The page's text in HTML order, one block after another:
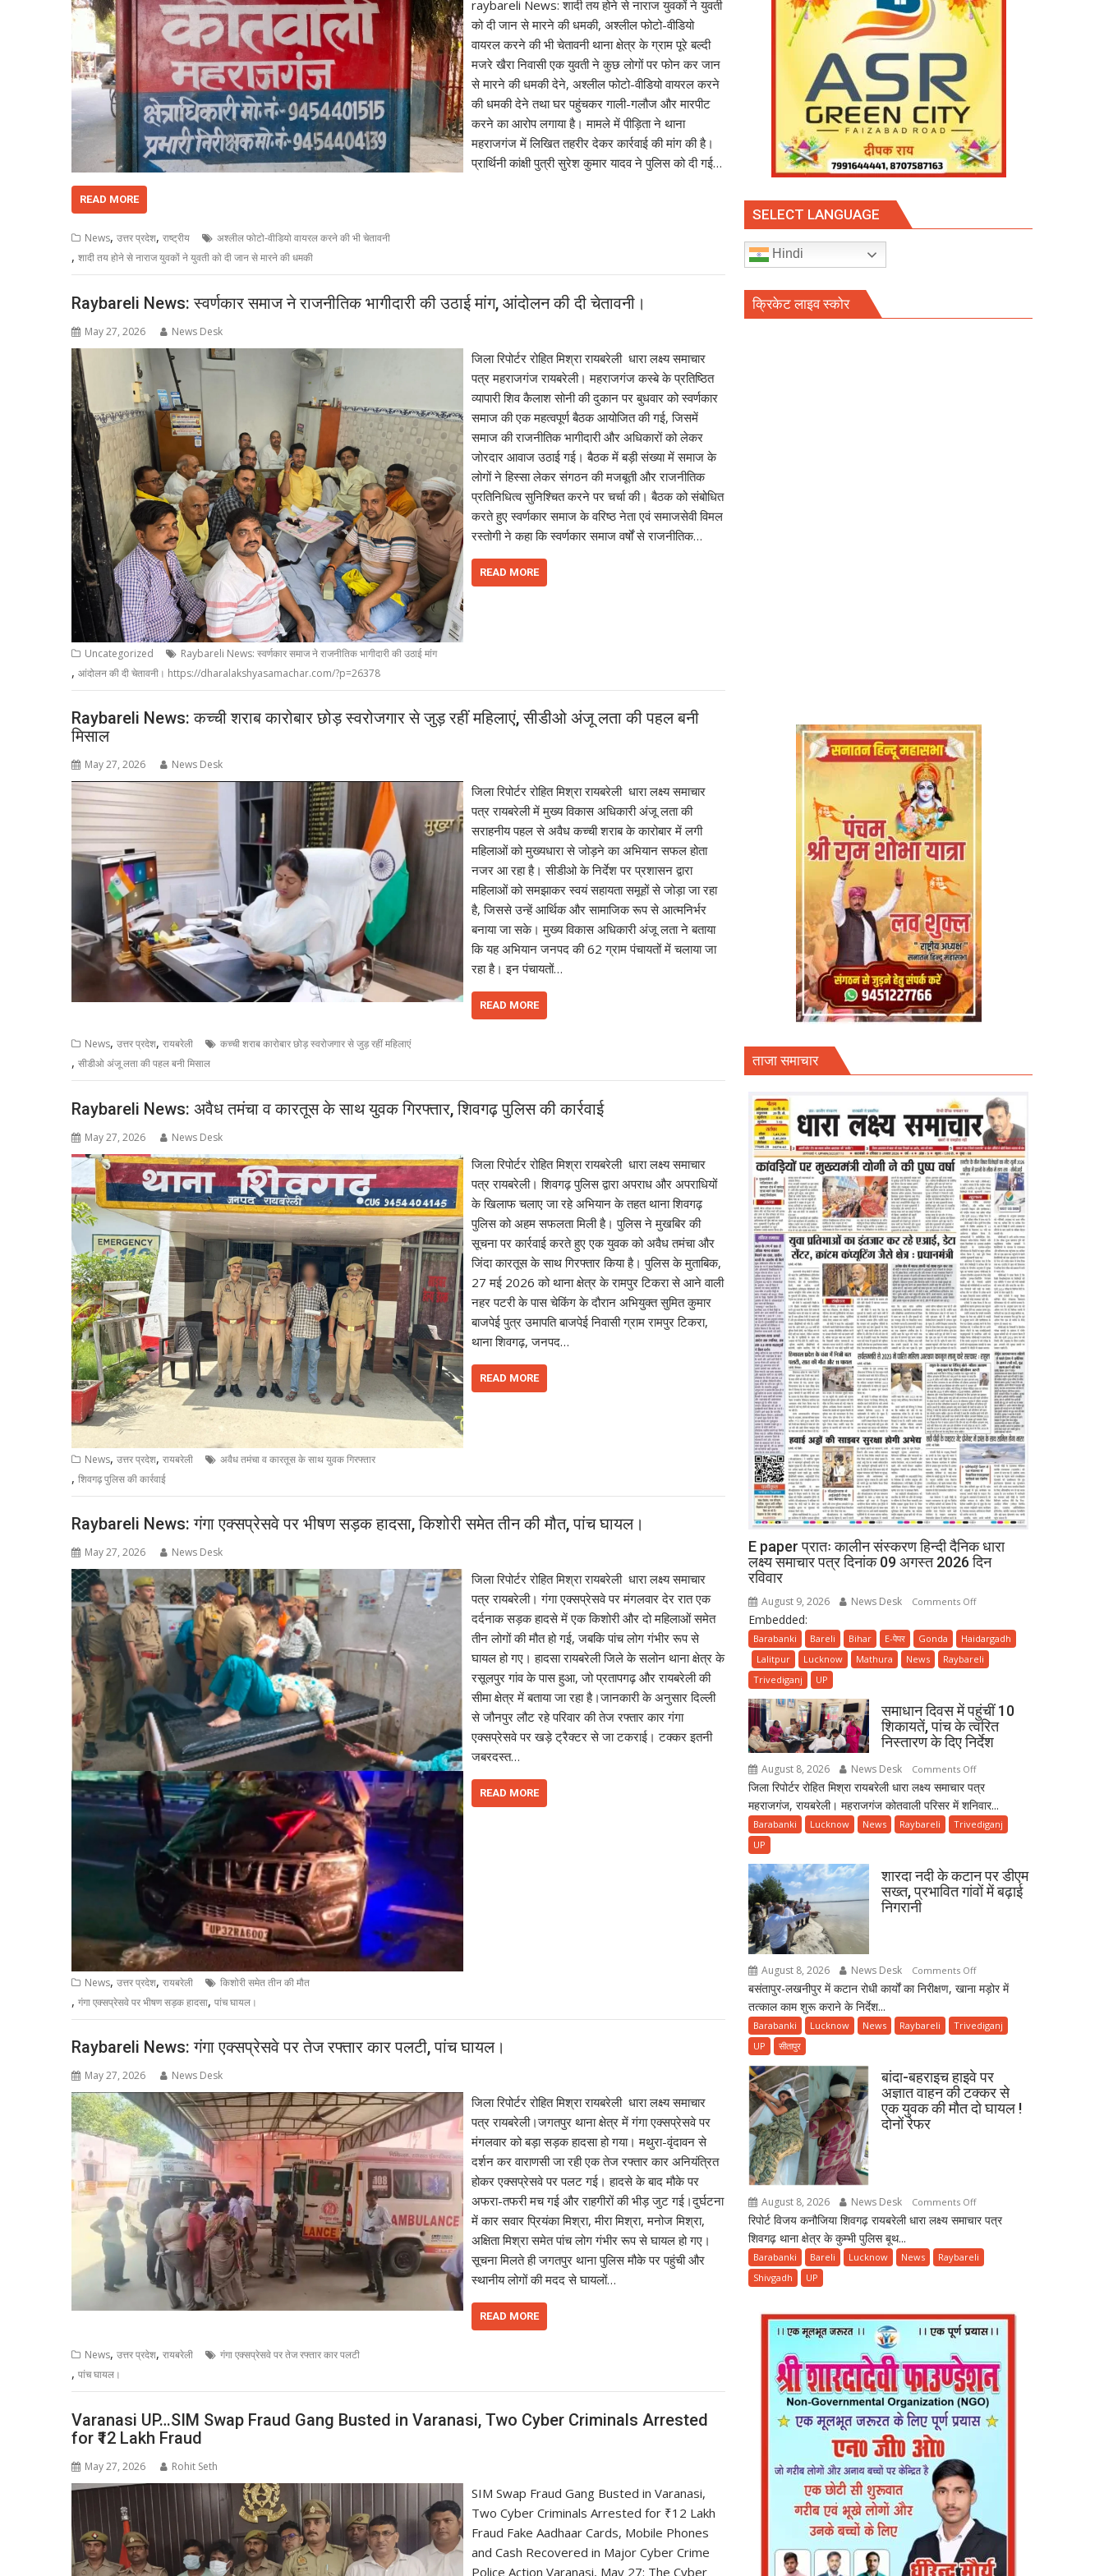
raybareli News: शादी तय होने से नाराज युवकों ने युवती
को दी जान से मारने की धमकी, अश्लील फोटो-वीडियो
वायरल करने की भी चेतावनी थाना क्षेत्र के ग्राम पूरे बल्दी
मजरे खैरा निवासी एक युवती ने कुछ लोगों पर फोन कर जान
से मारने की धमकी देने, अश्लील फोटो-वीडियो वायरल करने
की धमकी देने तथा घर पहुंचकर गाली-गलौज और मारपीट
करने का आरोप लगाया है। मामले में पीड़िता ने थाना
महराजगंज में लिखित तहरीर देकर कार्रवाई की मांग की है।
प्रार्थिनी कांक्षी पुत्री सुरेश कुमार यादव ने पुलिस को दी गई…
READ MORE
News, उत्तर प्रदेश, राष्ट्रीय अश्लील फोटो-वीडियो वायरल करने की भी चेतावनी
, शादी तय होने से नाराज युवकों ने युवती को दी जान से मारने की धमकी
Raybareli News: स्वर्णकार समाज ने राजनीतिक भागीदारी की उठाई मांग, आंदोलन की दी चेतावनी।
May 27, 2026 News Desk
जिला रिपोर्टर रोहित मिश्रा रायबरेली धारा लक्ष्य समाचार
पत्र महराजगंज रायबरेली। महराजगंज कस्बे के प्रतिष्ठित
व्यापारी शिव कैलाश सोनी की दुकान पर बुधवार को स्वर्णकार
समाज की एक महत्वपूर्ण बैठक आयोजित की गई, जिसमें
समाज की राजनीतिक भागीदारी और अधिकारों को लेकर
जोरदार आवाज उठाई गई। बैठक में बड़ी संख्या में समाज के
लोगों ने हिस्सा लेकर संगठन की मजबूती और राजनीतिक
प्रतिनिधित्व सुनिश्चित करने पर चर्चा की। बैठक को संबोधित
करते हुए स्वर्णकार समाज के वरिष्ठ नेता एवं समाजसेवी विमल
रस्तोगी ने कहा कि स्वर्णकार समाज वर्षों से राजनीतिक…
READ MORE
Uncategorized Raybareli News: स्वर्णकार समाज ने राजनीतिक भागीदारी की उठाई मांग
, आंदोलन की दी चेतावनी। https://dharalakshyasamachar.com/?p=26378
Raybareli News: कच्ची शराब कारोबार छोड़ स्वरोजगार से जुड़ रहीं महिलाएं, सीडीओ अंजू लता की पहल बनी
मिसाल
May 27, 2026 News Desk
जिला रिपोर्टर रोहित मिश्रा रायबरेली धारा लक्ष्य समाचार
पत्र रायबरेली में मुख्य विकास अधिकारी अंजू लता की
सराहनीय पहल से अवैध कच्ची शराब के कारोबार में लगी
महिलाओं को मुख्यधारा से जोड़ने का अभियान सफल होता
नजर आ रहा है। सीडीओ के निर्देश पर प्रशासन द्वारा
महिलाओं को समझाकर स्वयं सहायता समूहों से जोड़ा जा रहा
है, जिससे उन्हें आर्थिक और सामाजिक रूप से आत्मनिर्भर
बनाया जा सके। मुख्य विकास अधिकारी अंजू लता ने बताया
कि यह अभियान जनपद की 62 ग्राम पंचायतों में चलाया जा
रहा है। इन पंचायतों…
READ MORE
News, उत्तर प्रदेश, रायबरेली कच्ची शराब कारोबार छोड़ स्वरोजगार से जुड़ रहीं महिलाएं
, सीडीओ अंजू लता की पहल बनी मिसाल
Raybareli News: अवैध तमंचा व कारतूस के साथ युवक गिरफ्तार, शिवगढ़ पुलिस की कार्रवाई
May 27, 2026 News Desk
जिला रिपोर्टर रोहित मिश्रा रायबरेली धारा लक्ष्य समाचार
पत्र रायबरेली। शिवगढ़ पुलिस द्वारा अपराध और अपराधियों
के खिलाफ चलाए जा रहे अभियान के तहत थाना शिवगढ़
पुलिस को अहम सफलता मिली है। पुलिस ने मुखबिर की
सूचना पर कार्रवाई करते हुए एक युवक को अवैध तमंचा और
जिंदा कारतूस के साथ गिरफ्तार किया है। पुलिस के मुताबिक,
27 मई 2026 को थाना क्षेत्र के रामपुर टिकरा से आने वाली
नहर पटरी के पास चेकिंग के दौरान अभियुक्त सुमित कुमार
बाजपेई पुत्र उमापति बाजपेई निवासी ग्राम रामपुर टिकरा,
थाना शिवगढ़, जनपद…
READ MORE
News, उत्तर प्रदेश, रायबरेली अवैध तमंचा व कारतूस के साथ युवक गिरफ्तार
, शिवगढ़ पुलिस की कार्रवाई
Raybareli News: गंगा एक्सप्रेसवे पर भीषण सड़क हादसा, किशोरी समेत तीन की मौत, पांच घायल।
May 27, 2026 News Desk
जिला रिपोर्टर रोहित मिश्रा रायबरेली धारा लक्ष्य समाचार
पत्र रायबरेली। गंगा एक्सप्रेसवे पर मंगलवार देर रात एक
दर्दनाक सड़क हादसे में एक किशोरी और दो महिलाओं समेत
तीन लोगों की मौत हो गई, जबकि पांच लोग गंभीर रूप से
घायल हो गए। हादसा रायबरेली जिले के सलोन थाना क्षेत्र के
रसूलपुर गांव के पास हुआ, जो प्रतापगढ़ और रायबरेली की
सीमा क्षेत्र में बताया जा रहा है।जानकारी के अनुसार दिल्ली
से जौनपुर लौट रहे परिवार की तेज रफ्तार कार गंगा
एक्सप्रेसवे पर खड़े ट्रैक्टर से जा टकराई। टक्कर इतनी
जबरदस्त…
READ MORE
News, उत्तर प्रदेश, रायबरेली किशोरी समेत तीन की मौत
, गंगा एक्सप्रेसवे पर भीषण सड़क हादसा, पांच घायल।
Raybareli News: गंगा एक्सप्रेसवे पर तेज रफ्तार कार पलटी, पांच घायल।
May 27, 2026 News Desk
जिला रिपोर्टर रोहित मिश्रा रायबरेली धारा लक्ष्य समाचार
पत्र रायबरेली।जगतपुर थाना क्षेत्र में गंगा एक्सप्रेसवे पर
मंगलवार को बड़ा सड़क हादसा हो गया। मथुरा-वृंदावन से
दर्शन कर वाराणसी जा रही एक तेज रफ्तार कार अनियंत्रित
होकर एक्सप्रेसवे पर पलट गई। हादसे के बाद मौके पर
अफरा-तफरी मच गई और राहगीरों की भीड़ जुट गई।दुर्घटना
में कार सवार प्रियंका मिश्रा, मीरा मिश्रा, मनोज मिश्रा,
अक्षिता मिश्रा समेत पांच लोग गंभीर रूप से घायल हो गए।
सूचना मिलते ही जगतपुर थाना पुलिस मौके पर पहुंची और
स्थानीय लोगों की मदद से घायलों…
READ MORE
News, उत्तर प्रदेश, रायबरेली गंगा एक्सप्रेसवे पर तेज रफ्तार कार पलटी
, पांच घायल।
Varanasi UP…SIM Swap Fraud Gang Busted in Varanasi, Two Cyber Criminals Arrested
for ₹12 Lakh Fraud
May 27, 2026 Rohit Seth
SIM Swap Fraud Gang Busted in Varanasi,
Two Cyber Criminals Arrested for ₹12 Lakh
Fraud Fake Aadhaar Cards, Mobile Phones
and Cash Recovered in Major Cyber Crime
Police Action Varanasi, May 27: The Cyber
SELECT LANGUAGE
Hindi
क्रिकेट लाइव स्कोर
ताजा समाचार
E paper प्रातः कालीन संस्करण हिन्दी दैनिक धारा
लक्ष्य समाचार पत्र दिनांक 09 अगस्त 2026 दिन
रविवार
August 9, 2026 News Desk Comments Offon
paper
प्रातः
हिन्दी
दैनिक
धारा
लक्ष्य
समाचार
पत्र
दिनांक
09
2026
दिन
Embedded:
Barabanki Bareli Bihar E-पेपर Gonda
Haidargadh
Lalitpur
Lucknow Mathura News
Raybareli
Trivediganj
UP
समाधान दिवस में पहुंचीं 10
शिकायतें, पांच के त्वरित
निस्तारण के दिए निर्देश
August 8, 2026 News Desk Comments Offon
समाधान
दिवस
में
शिकायतें,
पांच
के
दिए
जिला रिपोर्टर रोहित मिश्रा रायबरेली धारा लक्ष्य समाचार पत्र
महराजगंज, रायबरेली। महराजगंज कोतवाली परिसर में शनिवार...
Barabanki Lucknow News Raybareli
Trivediganj
UP
शारदा नदी के कटान पर डीएम
सख्त, प्रभावित गांवों में बढ़ाई
निगरानी
August 8, 2026 News Desk Comments Offon
शारदा
के
डीएम
सख्त,
प्रभावित
बसंतापुर-लखनीपुर में कटान रोधी कार्यों का निरीक्षण, खाना मड़ोर में
तत्काल काम शुरू कराने के निर्देश...
Barabanki Lucknow News Raybareli
Trivediganj
UP
सीतापुर
बांदा-बहराइच हाइवे पर
अज्ञात वाहन की टक्कर से
एक युवक की मौत दो घायल !
दोनों रेफर
August 8, 2026 News Desk Comments Offon
बांदा-
हाइवे
की
से
एक
युवक
की
!
रेफर
रिपोर्ट विजय कनौजिया शिवगढ़ रायबरेली धारा लक्ष्य समाचार पत्र
शिवगढ़ थाना क्षेत्र के कुम्भी पुलिस बूथ...
Barabanki Bareli Lucknow News
Raybareli
Shivgadh
UP